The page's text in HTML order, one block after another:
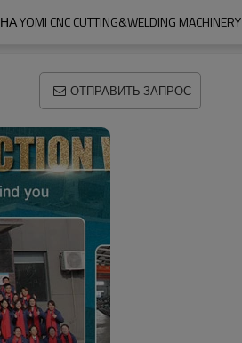
НА YOMI CNC CUTTING&WELDING MACHINERY
ОТПРАВИТЬ ЗАПРОС